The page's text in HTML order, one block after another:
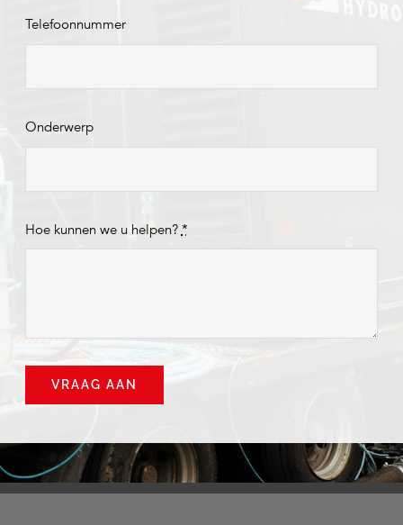
Telefoonnummer
Onderwerp
Hoe kunnen we u helpen? *
VRAAG AAN